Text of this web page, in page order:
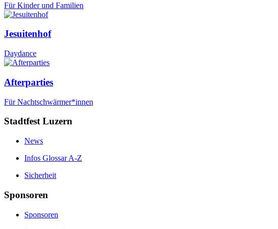
Für Kinder und Familien
Jesuitenhof
Daydance
Afterparties
Für Nachtschwärmer*innen
Stadtfest Luzern
News
Infos Glossar A-Z
Sicherheit
Sponsoren
Sponsoren